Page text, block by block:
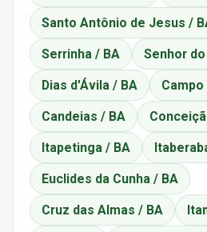
Santo Antônio de Jesus /
Serrinha / BA Senhor
Dias d'Ávila / BA
Candeias / BA
Itapetinga / BA
Euclides da Cunha / BA
Cruz das Almas / BA